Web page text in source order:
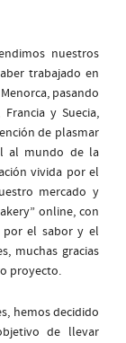
nuestros
trabajado en
pasando
y Suecia,
de plasmar
al mundo de la
vivida por el
mercado y
online, con
por el sabor y el
muchas gracias
proyecto.
hemos decidido
de llevar